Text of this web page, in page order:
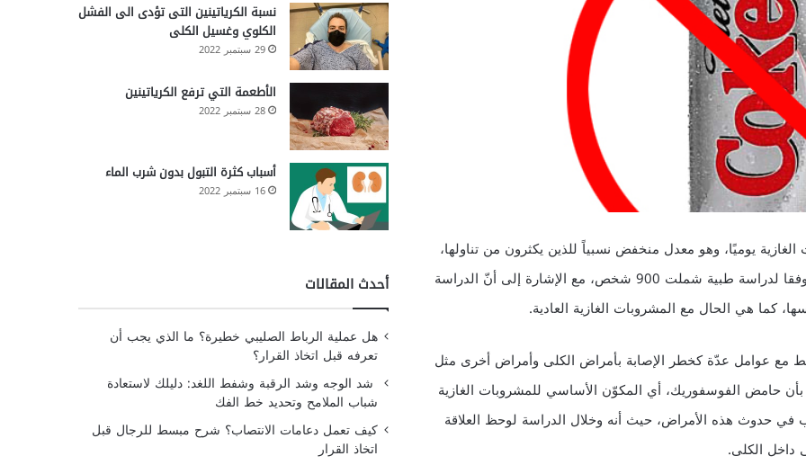
يوميًا، وهو معدل منخفض نسبياً للذين يكثرون من تناولها،
قد يضاعف من خطر الإصابة بأمراض الكلى المزمنة وذلك وفقا لدراسة طبية شملت 900 شخص، مع الإشارة إلى أنّ الدراسة
كما هي الحال مع المشروبات الغازية العادية.
مع عوامل عدّة كخطر الإصابة بأمراض الكلى وأمراض أخرى مثل
حامض الفوسفوريك، أي المكوّن الأساسي للمشروبات الغازية
في حدوث هذه الأمراض، حيث أنه وخلال الدراسة لوحظ العلاقة
داخل الكلى.
نسبة الكرياتينين التى تؤدى الى الفشل
الكلوي وغسيل الكلى
29 سبتمبر 2022
الأطعمة التي ترفع الكرياتينين
28 سبتمبر 2022
أسباب كثرة التبول بدون شرب الماء
16 سبتمبر 2022
أحدث المقالات
هل عملية الرباط الصليبي خطيرة؟ ما الذي يجب أن
تعرفه قبل اتخاذ القرار؟
شد الوجه وشد الرقبة وشفط اللغد: دليلك لاستعادة
شباب الملامح وتحديد خط الفك
كيف تعمل دعامات الانتصاب؟ شرح مبسط للرجال قبل
اتخاذ القرار